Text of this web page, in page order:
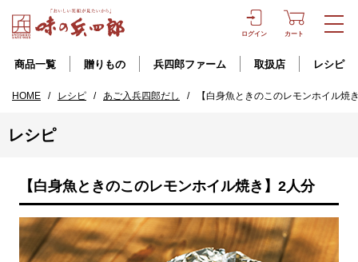
ログイン カート
商品一覧 贈りもの 兵四郎ファーム 取扱店 レシピ
HOME / レシピ / あご入兵四郎だし / 【白身魚ときのこのレモンホイル焼
レシピ
【白身魚ときのこのレモンホイル焼き】2人分